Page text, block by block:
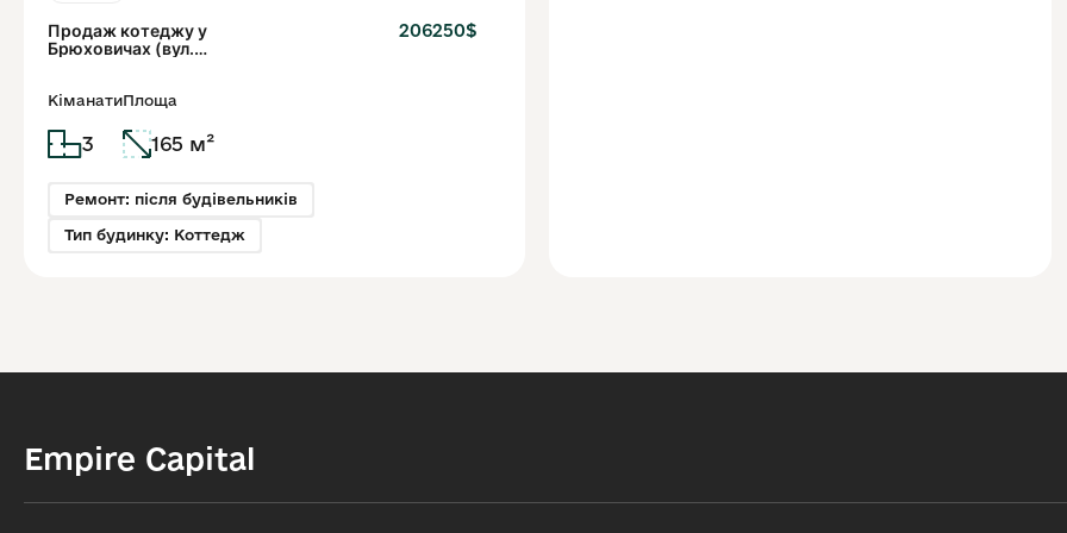
Продаж котеджу у
Брюховичах (вул.
206250$
Кіманати
3
Площа
165 м²
Ремонт: після будівельників
Тип будинку: Коттедж
Empire Capital